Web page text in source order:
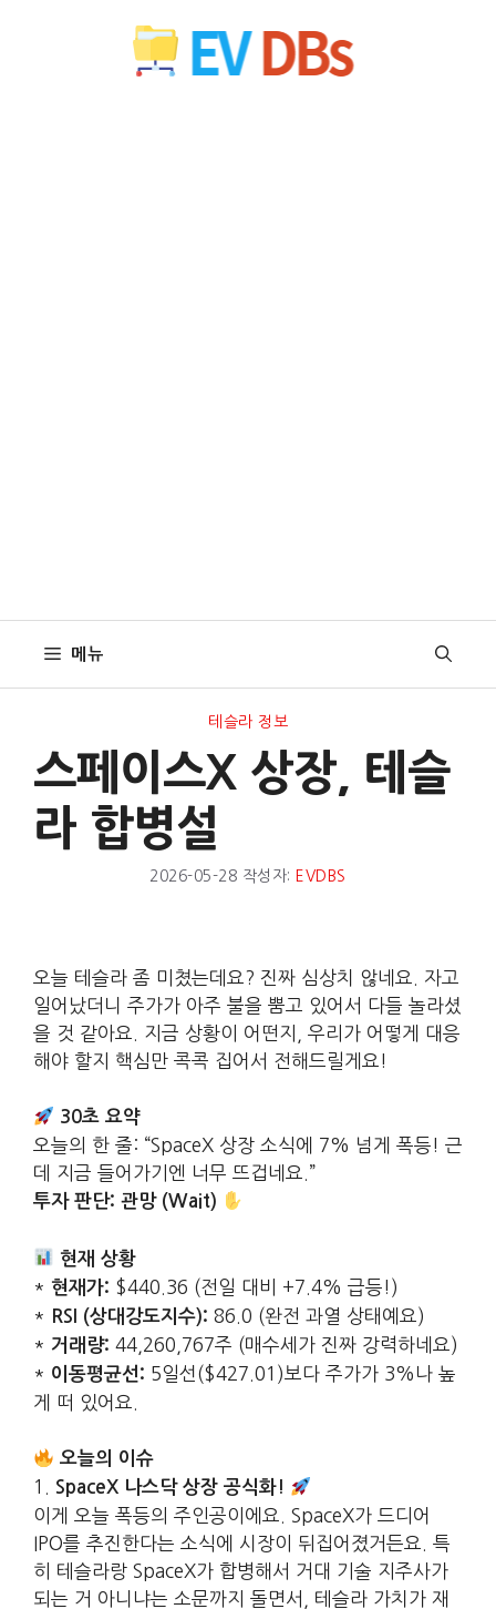
메뉴
테슬라 정보
스페이스X 상장, 테슬
라 합병설
2026-05-28 작성자: EVDBS
오늘 테슬라 좀 미쳤는데요? 진짜 심상치 않네요. 자고
일어났더니 주가가 아주 불을 뿜고 있어서 다들 놀라셨
을 것 같아요. 지금 상황이 어떤지, 우리가 어떻게 대응
해야 할지 핵심만 콕콕 집어서 전해드릴게요!
30초 요약
오늘의 한 줄: “SpaceX 상장 소식에 7% 넘게 폭등! 근
데 지금 들어가기엔 너무 뜨겁네요.”
투자 판단: 관망 (Wait)
현재 상황
* 현재가: $440.36 (전일 대비 +7.4% 급등!)
*
RSI (상대강도지수): 86.0 (완전 과열 상태예요)
* 거래량: 44,260,767주 (매수세가 진짜 강력하네요)
* 이동평균선: 5일선($427.01)보다 주가가 3%나 높
게 떠 있어요.
오늘의 이슈
1. SpaceX 나스닥 상장 공식화!
이게 오늘 폭등의 주인공이에요. SpaceX가 드디어
IPO를 추진한다는 소식에 시장이 뒤집어졌거든요. 특
히 테슬라랑 SpaceX가 합병해서 거대 기술 지주사가
되는 거 아니냐는 소문까지 돌면서, 테슬라 가치가 재